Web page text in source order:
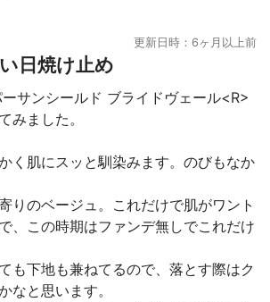
更新日時：6ヶ月以上前
日焼け止め
サンシールド ブライドヴェール<R>
みました。
く肌にスッと馴染みます。のびもなか
りのベージュ。これだけで肌がワント
、この時期はファンデ無しでこれだけ
も下地も兼ねてるので、落とす際はク
なと思います。